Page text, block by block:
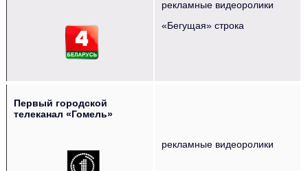
рекламные видеоролики
«Бегущая» строка
Первый городской
телеканал «Гомель»
рекламные видеоролики